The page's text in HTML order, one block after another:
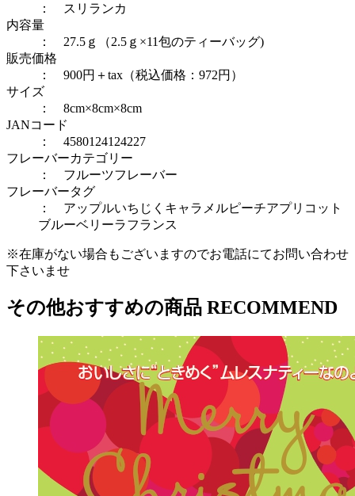
： スリランカ
内容量
： 27.5ｇ（2.5ｇ×11包のティーバッグ)
販売価格
： 900円＋tax（税込価格：972円）
サイズ
： 8cm×8cm×8cm
JANコード
： 4580124124227
フレーバーカテゴリー
： フルーツフレーバー
フレーバータグ
： アップルいちじく キャラメルピーチアプリコット
ブルーベリーラフランス
※在庫がない場合もございますのでお電話にてお問い合わせ
下さいませ
その他おすすめの商品 RECOMMEND